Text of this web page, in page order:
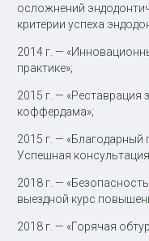
осложнений
критерии успеха
2014 г. —
практике»;
2015 г. — «Реставрация
коффердама»;
2015 г. —
Успешная
2018 г. —
выездной курс
2018 г. — «Горячая